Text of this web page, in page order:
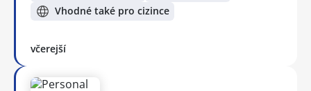
Vhodné také pro cizince
včerejší